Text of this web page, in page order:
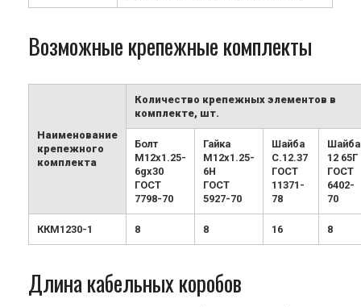
Возможные крепежные комплекты
Наименование
крепежного
комплекта
Количество крепежных элементов в
комплекте, шт.
Болт
М12х1.25-
6gx30
ГОСТ
7798-70
Гайка
М12х1.25-
6H
ГОСТ
5927-70
Шайба
С.12.37
ГОСТ
11371-
78
Шайба
12 65Г
ГОСТ
6402-
70
ККМ1230-1 8 8 16 8
Длина кабельных коробов